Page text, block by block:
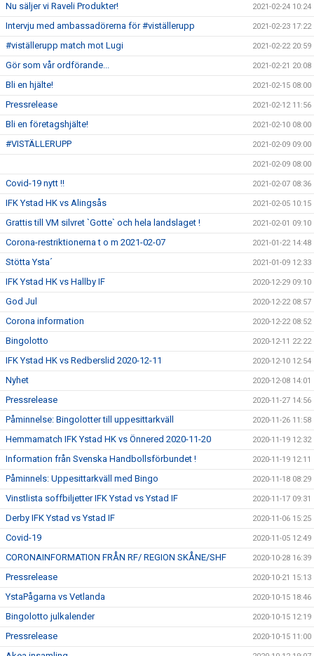
Nu säljer vi Raveli Produkter! 2021-02-24 10:24
Intervju med ambassadörerna för #viställerupp 2021-02-23 17:22
#viställerupp match mot Lugi 2021-02-22 20:59
Gör som vår ordförande... 2021-02-21 20:08
Bli en hjälte! 2021-02-15 08:00
Pressrelease 2021-02-12 11:56
Bli en företagshjälte! 2021-02-10 08:00
#VISTÄLLERUPP 2021-02-09 09:00
2021-02-09 08:00
Covid-19 nytt !! 2021-02-07 08:36
IFK Ystad HK vs Alingsås 2021-02-05 10:15
Grattis till VM silvret `Gotte` och hela landslaget ! 2021-02-01 09:10
Corona-restriktionerna t o m 2021-02-07 2021-01-22 14:48
Stötta Ysta´ 2021-01-09 12:33
IFK Ystad HK vs Hallby IF 2020-12-29 09:10
God Jul 2020-12-22 08:57
Corona information 2020-12-22 08:52
Bingolotto 2020-12-11 22:22
IFK Ystad HK vs Redberslid 2020-12-11 2020-12-10 12:54
Nyhet 2020-12-08 14:01
Pressrelease 2020-11-27 14:56
Påminnelse: Bingolotter till uppesittarkväll 2020-11-26 11:58
Hemmamatch IFK Ystad HK vs Önnered 2020-11-20 2020-11-19 12:32
Information från Svenska Handbollsförbundet ! 2020-11-19 12:11
Påminnels: Uppesittarkväll med Bingo 2020-11-18 08:29
Vinstlista soffbiljetter IFK Ystad vs Ystad IF 2020-11-17 09:31
Derby IFK Ystad vs Ystad IF 2020-11-06 15:25
Covid-19 2020-11-05 12:49
CORONAINFORMATION FRÅN RF/ REGION SKÅNE/SHF 2020-10-28 16:39
Pressrelease 2020-10-21 15:13
YstaPågarna vs Vetlanda 2020-10-15 18:46
Bingolotto julkalender 2020-10-15 12:19
Pressrelease 2020-10-15 11:00